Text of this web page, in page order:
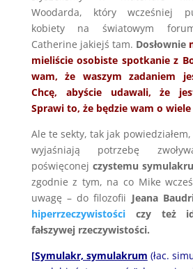
Woodarda, który wcześniej
kobiety na światowym
Catherine jakiejś tam. Dosłownie
mieliście osobiste spotkanie z
wam, że waszym zadaniem
Chcę, abyście udawali, że
Sprawi to, że będzie wam o
Ale te sekty, tak jak
wyjaśniają potrzebę
poświęconejczystemu
zgodnie z tym, na co Mike
uwagę – do filozofii Jeana
hiperrzeczywistości
czy też
fałszywej rzeczywistości.
[Symulakr, symulakrum (łac.